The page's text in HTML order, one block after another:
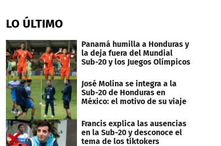
of
1
15
seconds
LO ÚLTIMO
Panamá humilla a Honduras y
la deja fuera del Mundial
Sub-20 y los Juegos Olímpicos
José Molina se integra a la
Sub-20 de Honduras en
México: el motivo de su viaje
Francis explica las ausencias
en la Sub-20 y desconoce el
tema de los tiktokers